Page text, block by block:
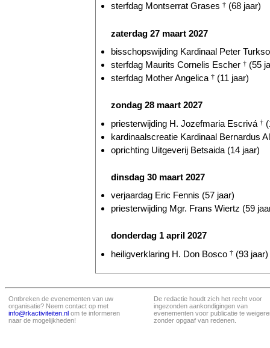
sterfdag Montserrat Grases † (68 jaar)
zaterdag 27 maart 2027
bisschopswijding Kardinaal Peter
sterfdag Maurits Cornelis Escher † (55
sterfdag Mother Angelica † (11 jaar)
zondag 28 maart 2027
priesterwijding H. Jozefmaria Escrivá †
kardinaalscreatie Kardinaal Bernardus
oprichting Uitgeverij Betsaida (14 jaar)
dinsdag 30 maart 2027
verjaardag Eric Fennis (57 jaar)
priesterwijding Mgr. Frans Wiertz (59
donderdag 1 april 2027
heiligverklaring H. Don Bosco † (93 jaar)
Ontbreken de evenementen van uw
organisatie? Neem contact op met
info@rkactiviteiten.nl om te informeren
naar de mogelijkheden!
De redactie houdt zich het recht voor
ingezonden aankondigingen van
evenementen voor publicatie te
zonder opgaaf van redenen.